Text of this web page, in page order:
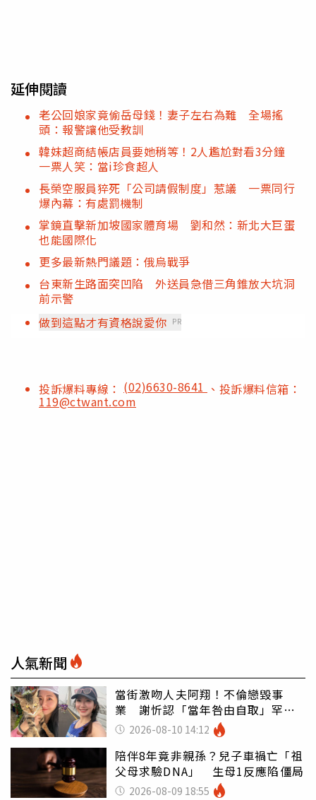
延伸閱讀
老公回娘家竟偷岳母錢！妻子左右為難 全場搖
頭：報警讓他受教訓
韓妹超商結帳店員要她稍等！2人尷尬對看3分鐘
一票人笑：當i珍食超人
長榮空服員猝死「公司請假制度」惹議 一票同行
爆內幕：有處罰機制
掌鏡直擊新加坡國家體育場 劉和然：新北大巨蛋
也能國際化
更多最新熱門議題：俄烏戰爭
台東新生路面突凹陷 外送員急借三角錐放大坑洞
前示警
做到這點才有資格說愛你 PR
投訴爆料專線： (02)6630-8641 、投訴爆料信箱：
119@ctwant.com
人氣新聞
當街激吻人夫阿翔！不倫戀毀事
業 謝忻認「當年咎由自取」罕吐
心聲2026-08-10 14:12
陪伴8年竟非親孫？兒子車禍亡「祖
父母求驗DNA」 生母1反應陷僵局
2026-08-09 18:55